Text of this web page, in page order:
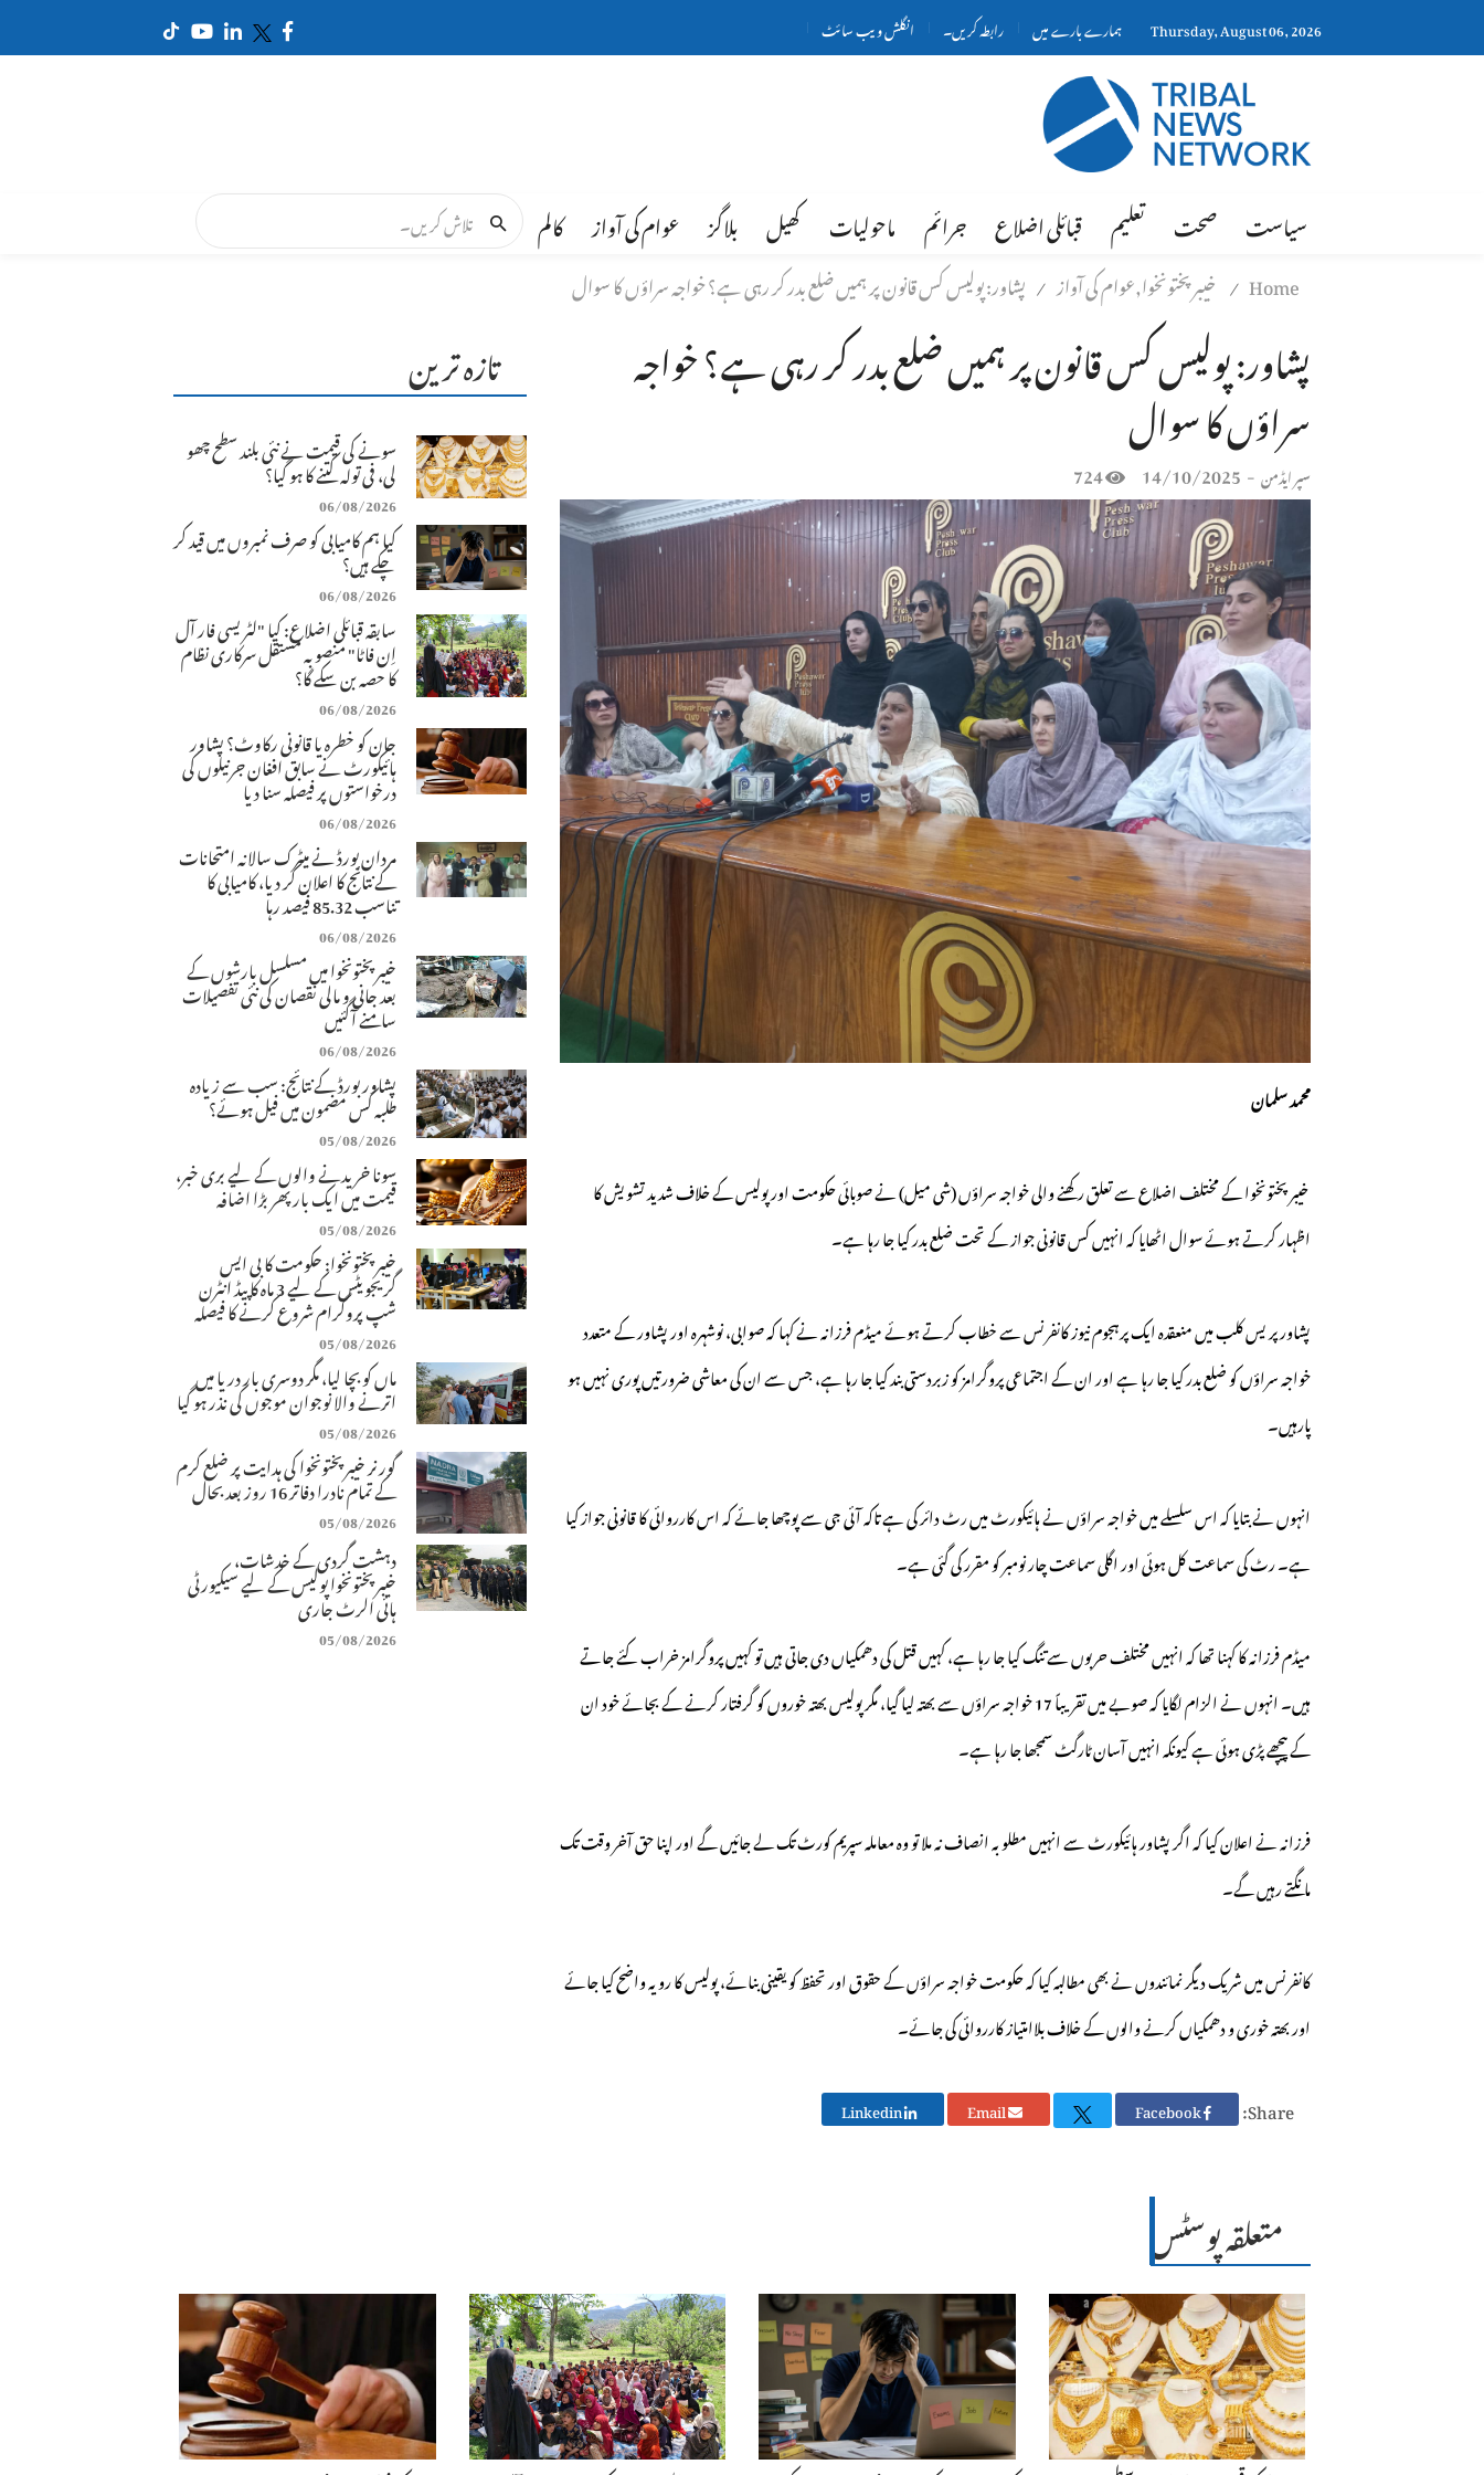
Thursday, August 06, 2026 ہمارے بارے میں رابطہ کریں۔ انگلش ویب سائٹ
سیاست صحت تعلیم قبائلی اضلاع جرائم ماحولیات کھیل بلاگز عوام کی آواز کالم
پشاور: پولیس کس قانون پر ہمیں ضلع بدر کر رہی ہے؟ خواجہ سراؤں کا سوال Home
/ خیبر پختونخوا,عوام کی آواز /
پشاور: پولیس کس قانون پر ہمیں ضلع بدر کر رہی ہے؟ خواجہ
سراؤں کا سوال
سپر ایڈمن -
14/10/2025
محمد سلمان
خیبرپختونخوا کے مختلف اضلاع سے تعلق رکھنے والی خواجہ سراؤں (شی میل) نے صوبائی حکومت اور پولیس کے خلاف شدید تشویش کا
اظہار کرتے ہوئے سوال اٹھایا کہ انہیں کس قانونی جواز کے تحت ضلع بدر کیا جا رہا ہے۔
پشاور پریس کلب میں منعقدہ ایک پرہجوم نیوز کانفرنس سے خطاب کرتے ہوئے میڈم فرزانہ نے کہا کہ صوابی، نوشہرہ اور پشاور کے متعدد
خواجہ سراؤں کو ضلع بدر کیا جا رہا ہے اور ان کے اجتماعی پروگرامز کو زبردستی بند کیا جا رہا ہے، جس سے ان کی معاشی ضرورتیں پوری نہیں ہو
پارہیں۔
انہوں نے بتایا کہ اس سلسلے میں خواجہ سراؤں نے ہائیکورٹ میں رٹ دائر کی ہے تاکہ آئی جی سے پوچھا جائے کہ اس کارروائی کا قانونی جواز کیا
ہے۔ رٹ کی سماعت کل ہوئی اور اگلی سماعت چار نومبر کو مقرر کی گئی ہے۔
میڈم فرزانہ کا کہنا تھا کہ انہیں مختلف حربوں سے تنگ کیا جا رہا ہے، کہیں قتل کی دھمکیاں دی جاتی ہیں تو کہیں پروگرامز خراب کئے جاتے
ہیں۔ انہوں نے الزام لگایا کہ صوبے میں تقریباً 17 خواجہ سراؤں سے بھتہ لیا گیا، مگر پولیس بھتہ خوروں کو گرفتار کرنے کے بجائے خود ان
کے پیچھے پڑی ہوئی ہے کیونکہ انہیں آسان ٹارگٹ سمجھا جا رہا ہے۔
فرزانہ نے اعلان کیا کہ اگر پشاور ہائیکورٹ سے انہیں مطلوبہ انصاف نہ ملا تو وہ معاملہ سپریم کورٹ تک لے جائیں گے اور اپنا حق آخر وقت تک
مانگتے رہیں گے۔
کانفرنس میں شریک دیگر نمائندوں نے بھی مطالبہ کیا کہ حکومت خواجہ سراؤں کے حقوق اور تحفظ کو یقینی بنائے، پولیس کا رویہ واضح کیا جائے
اور بھتہ خوری و دھمکیاں کرنے والوں کے خلاف بلاامتیاز کارروائی کی جائے۔
Share:
Email
Linkedin
تازہ ترین
سونے کی قیمت نے نئی بلند سطح چھو
لی، فی تولہ کتنے کا ہو گیا؟
06/08/2026
کیا ہم کامیابی کو صرف نمبروں میں قید کر
چکے ہیں؟
06/08/2026
سابقہ قبائلی اضلاع: کیا "لٹریسی فار آل
اِن فاٹا" منصوبہ مستقل سرکاری نظام
کا حصہ بن سکے گا؟
06/08/2026
جان کو خطرہ یا قانونی رکاوٹ؟ پشاور
ہائیکورٹ نے سابق افغان جرنیلوں کی
درخواستوں پر فیصلہ سنا دیا
06/08/2026
مردان بورڈ نے میٹرک سالانہ امتحانات
کے نتائج کا اعلان کر دیا، کامیابی کا
تناسب 85.32 فیصد رہا
06/08/2026
خیبرپختونخوا میں مسلسل بارشوں کے
بعد جانی و مالی نقصان کی نئی تفصیلات
سامنے آگئیں
06/08/2026
پشاور بورڈ کے نتائج: سب سے زیادہ
طلبہ کس مضمون میں فیل ہوئے؟
05/08/2026
سونا خریدنے والوں کے لیے بری خبر،
قیمت میں ایک بار پھر بڑا اضافہ
05/08/2026
خیبرپختونخوا: حکومت کا بی ایس
گریجویٹس کے لیے 3 ماہ کا پیڈ انٹرن
شپ پروگرام شروع کرنے کا فیصلہ
05/08/2026
ماں کو بچا لیا، مگر دوسری بار دریا میں
اترنے والا نوجوان موجوں کی نذر ہو گیا
05/08/2026
گورنر خیبرپختونخوا کی ہدایت پر ضلع کرم
کے تمام نادرا دفاتر 16 روز بعد بحال
05/08/2026
دہشت گردی کے خدشات،
خیبرپختونخوا پولیس کے لیے سیکیورٹی
ہائی الرٹ جاری
05/08/2026
متعلقہ پوسٹس